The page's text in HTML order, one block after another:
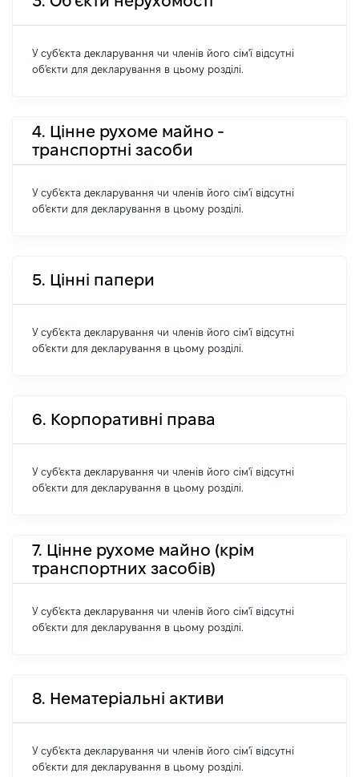
У суб'єкта декларування чи членів його сім'ї відсутні
об'єкти для декларування в цьому розділі.
4. Цінне рухоме майно -
транспортні засоби
У суб'єкта декларування чи членів його сім'ї відсутні
об'єкти для декларування в цьому розділі.
5. Цінні папери
У суб'єкта декларування чи членів його сім'ї відсутні
об'єкти для декларування в цьому розділі.
6. Корпоративні права
У суб'єкта декларування чи членів його сім'ї відсутні
об'єкти для декларування в цьому розділі.
7. Цінне рухоме майно (крім
транспортних засобів)
У суб'єкта декларування чи членів його сім'ї відсутні
об'єкти для декларування в цьому розділі.
8. Нематеріальні активи
У суб'єкта декларування чи членів його сім'ї відсутні
об'єкти для декларування в цьому розділі.